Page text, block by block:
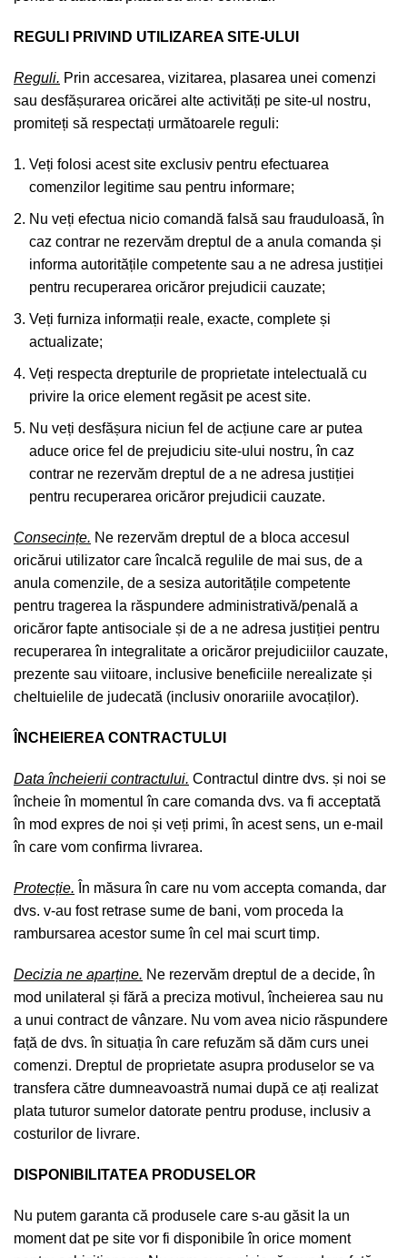
REGULI PRIVIND UTILIZAREA SITE-ULUI
Reguli. Prin accesarea, vizitarea, plasarea unei comenzi
sau desfășurarea oricărei alte activități pe site-ul nostru,
promiteți să respectați următoarele reguli:
Veți folosi acest site exclusiv pentru efectuarea
comenzilor legitime sau pentru informare;
Nu veți efectua nicio comandă falsă sau frauduloasă, în
caz contrar ne rezervăm dreptul de a anula comanda și
informa autoritățile competente sau a ne adresa justiției
pentru recuperarea oricăror prejudicii cauzate;
Veți furniza informații reale, exacte, complete și
actualizate;
Veți respecta drepturile de proprietate intelectuală cu
privire la orice element regăsit pe acest site.
Nu veți desfășura niciun fel de acțiune care ar putea
aduce orice fel de prejudiciu site-ului nostru, în caz
contrar ne rezervăm dreptul de a ne adresa justiției
pentru recuperarea oricăror prejudicii cauzate.
Consecințe. Ne rezervăm dreptul de a bloca accesul
oricărui utilizator care încalcă regulile de mai sus, de a
anula comenzile, de a sesiza autoritățile competente
pentru tragerea la răspundere administrativă/penală a
oricăror fapte antisociale și de a ne adresa justiției pentru
recuperarea în integralitate a oricăror prejudiciilor cauzate,
prezente sau viitoare, inclusive beneficiile nerealizate și
cheltuielile de judecată (inclusiv onorariile avocaților).
ÎNCHEIEREA CONTRACTULUI
Data încheierii contractului. Contractul dintre dvs. și noi se
încheie în momentul în care comanda dvs. va fi acceptată
în mod expres de noi și veți primi, în acest sens, un e-mail
în care vom confirma livrarea.
Protecție. În măsura în care nu vom accepta comanda, dar
dvs. v-au fost retrase sume de bani, vom proceda la
rambursarea acestor sume în cel mai scurt timp.
Decizia ne aparține. Ne rezervăm dreptul de a decide, în
mod unilateral și fără a preciza motivul, încheierea sau nu
a unui contract de vânzare. Nu vom avea nicio răspundere
față de dvs. în situația în care refuzăm să dăm curs unei
comenzi. Dreptul de proprietate asupra produselor se va
transfera către dumneavoastră numai după ce ați realizat
plata tuturor sumelor datorate pentru produse, inclusiv a
costurilor de livrare.
DISPONIBILITATEA PRODUSELOR
Nu putem garanta că produsele care s-au găsit la un
moment dat pe site vor fi disponibile în orice moment